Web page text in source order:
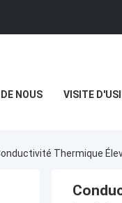
NOUS VISITE
Thermique